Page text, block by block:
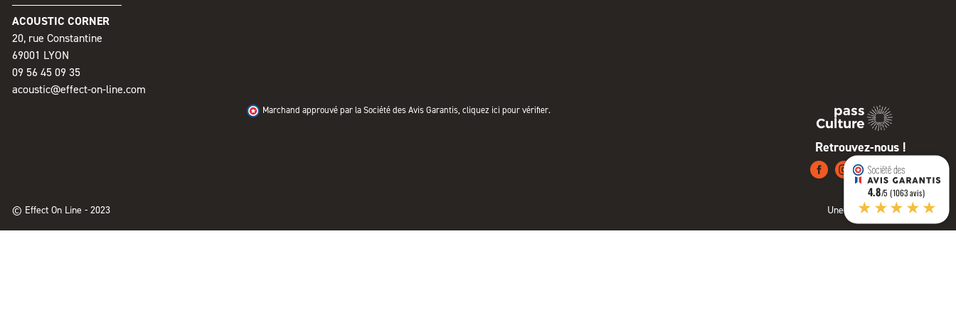
ACOUSTIC CORNER
20, rue Constantine
69001 LYON
09 56 45 09 35
acoustic@effect-on-line.com
Marchand approuvé par la Société des Avis Garantis,cliquez ici pour vérifier.
Retrouvez-nous !
© Effect On Line - 2023 Une création
4.8/5 (1063 avis)
★★★★★